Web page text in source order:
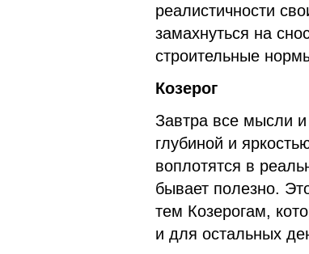
реалистичности
замахнуться на
строительные
Козерог
Завтра все мысли и
глубиной и
воплотятся в
бывает полезно.
тем Козерогам,
и для остальных